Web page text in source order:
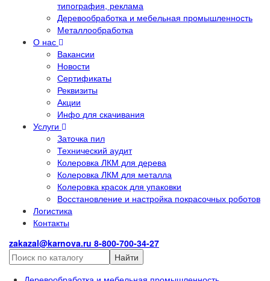
типография, реклама
Деревообработка и мебельная промышленность
Металлообработка
О нас
Вакансии
Новости
Сертификаты
Реквизиты
Акции
Инфо для скачивания
Услуги
Заточка пил
Технический аудит
Колеровка ЛКМ для дерева
Колеровка ЛКМ для металла
Колеровка красок для упаковки
Восстановление и настройка покрасочных роботов
Логистика
Контакты
zakazal@karnova.ru 8-800-700-34-27
Найти